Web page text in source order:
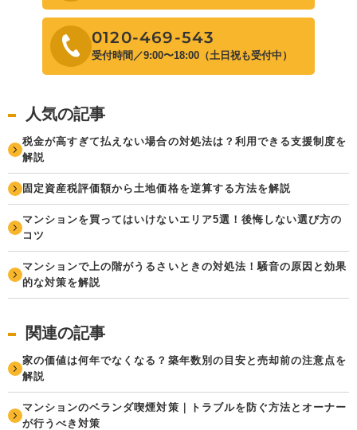
0120-469-543
受付時間／9:00〜18:00（土日祝も受付中）
人気の記事
税金が高すぎて払えない場合の対処法は？利用できる支援制度を
解説
固定資産税評価額から土地価格を逆算する方法を解説
マンションを買ってはいけないエリア5選！後悔しない選び方の
コツ
マンションで上の階がうるさいときの対処法！騒音の原因と効果
的な対策を解説
関連の記事
家の価値は何年でなくなる？築年数別の目安と売却前の注意点を
解説
マンションのベランダ喫煙対策｜トラブルを防ぐ方法とオーナー
が行うべき対策